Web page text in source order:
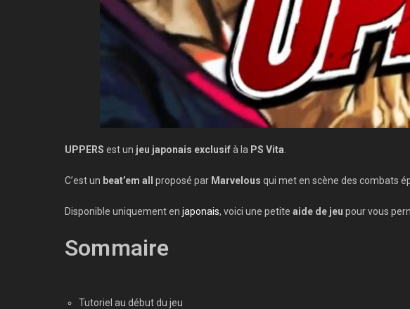
UPPERS est un jeu japonais exclusifà la PS Vita
C’est un beat’em all proposé par Marvelous qui met en scène des combats
Disponible uniquement en japonais, voici une petite aide de jeu pour vous
Sommaire
Tutoriel au début du jeu